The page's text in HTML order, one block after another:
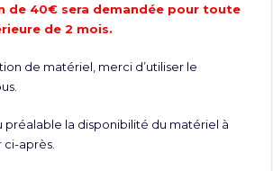
de 40€ sera demandée pour toute
de 2 mois.
de matériel, merci d’utiliser le
préalable la disponibilité du matériel à
ci-après.